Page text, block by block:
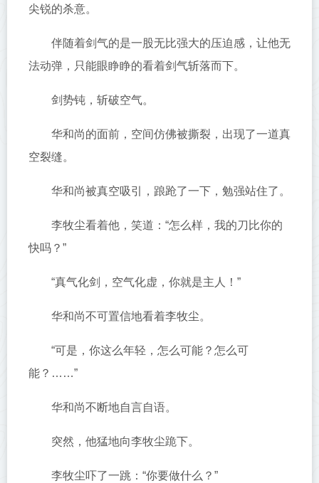
尖锐的杀意。
伴随着剑气的是一股无比强大的压迫感，让他无
法动弹，只能眼睁睁的看着剑气斩落而下。
剑势钝，斩破空气。
华和尚的面前，空间仿佛被撕裂，出现了一道真
空裂缝。
华和尚被真空吸引，踉跄了一下，勉强站住了。
李牧尘看着他，笑道：“怎么样，我的刀比你的
快吗？”
“真气化剑，空气化虚，你就是主人！”
华和尚不可置信地看着李牧尘。
“可是，你这么年轻，怎么可能？怎么可
能？……”
华和尚不断地自言自语。
突然，他猛地向李牧尘跪下。
李牧尘吓了一跳：“你要做什么？”